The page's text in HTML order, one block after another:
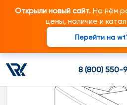
Открыли новый сайт.На нём
цены, наличие и
Перейти на
8 (800) 550-
Наружное